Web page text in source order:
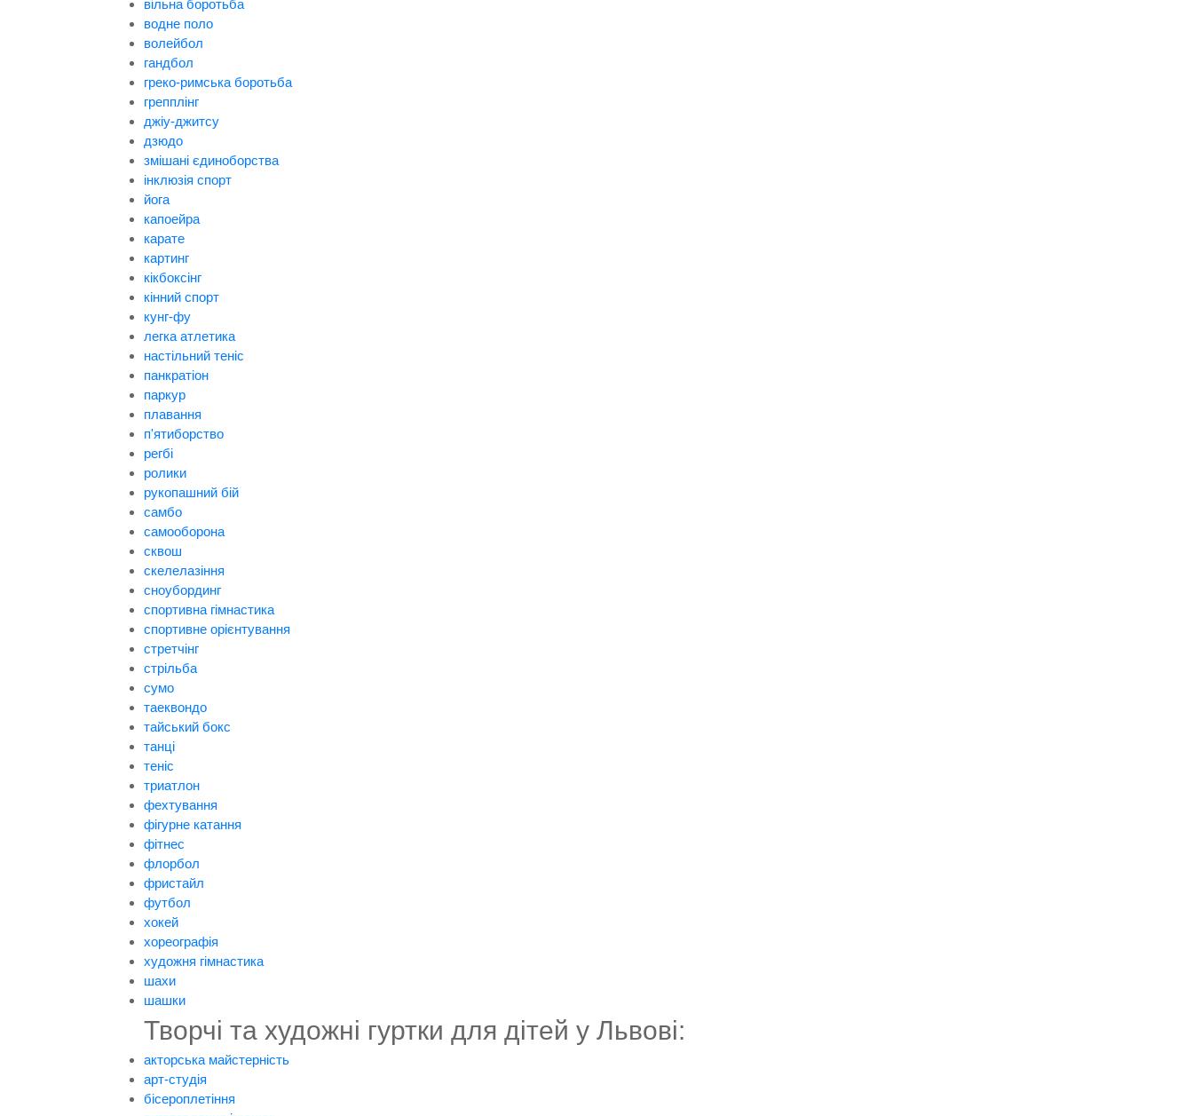
вільна боротьба
водне поло
волейбол
гандбол
греко-римська боротьба
грепплінг
джіу-джитсу
дзюдо
змішані єдиноборства
інклюзія спорт
йога
капоейра
карате
картинг
кікбоксінг
кінний спорт
кунг-фу
легка атлетика
настільний теніс
панкратіон
паркур
плавання
п'ятиборство
регбі
ролики
рукопашний бій
самбо
самооборона
сквош
скелелазіння
сноубординг
спортивна гімнастика
спортивне орієнтування
стретчінг
стрільба
сумо
таеквондо
тайський бокс
танці
теніс
триатлон
фехтування
фігурне катання
фітнес
флорбол
фристайл
футбол
хокей
хореографія
художня гімнастика
шахи
шашки
Творчі та художні гуртки для дітей у Львові:
акторська майстерність
арт-студія
бісероплетіння